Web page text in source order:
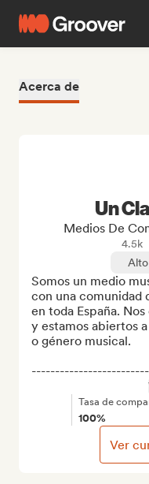
Acerca de
Un
Medios De
4.5k
Somos un medio
con una comunidad
en toda España.
y estamos abiertos
o género musical.
Tasa de
100%
Ver